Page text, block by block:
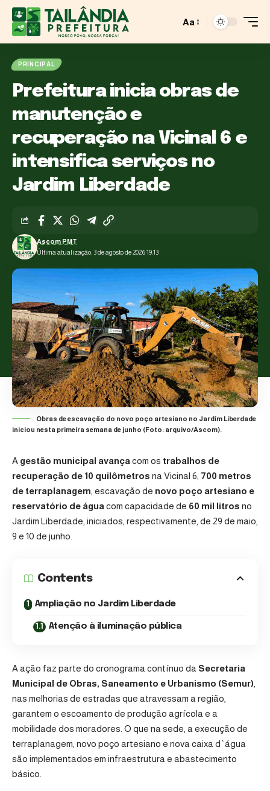
Aa
PRINCIPAL
Prefeitura inicia obras de
manutenção e
recuperação na Vicinal 6 e
intensifica serviços no
Jardim Liberdade
Última atualização: 3 de agosto de 2026 19:13
Ascom PMT
Obras de escavação do novo poço artesiano no Jardim Liberdade
iniciou nesta primeira semana de junho (Foto: arquivo/Ascom).
A gestão municipal avança com os trabalhos de
recuperação de 10 quilômetros na Vicinal 6, 700 metros
de terraplanagem , escavação de novo poço artesiano e
reservatório de água com capacidade de 60 mil litros no
Jardim Liberdade, iniciados, respectivamente, de 29 de maio,
9 e 10 de junho.
Contents
Ampliação no Jardim Liberdade
Atenção à iluminação pública
A ação faz parte do cronograma contínuo da Secretaria
Municipal de Obras, Saneamento e Urbanismo (Semur)
nas melhorias de estradas que atravessam a região,
garantem o escoamento de produção agrícola e a
mobilidade dos moradores. O que na sede, a execução de
terraplanagem, novo poço artesiano e nova caixa d`água
são implementados em infraestrutura e abastecimento
básico.